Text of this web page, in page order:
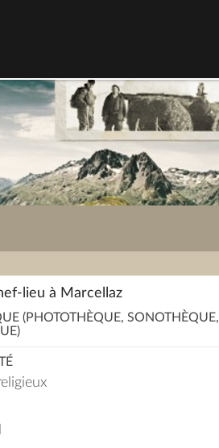
lieu à Marcellaz
(PHOTOTHÈQUE, SONOTHÈQUE,